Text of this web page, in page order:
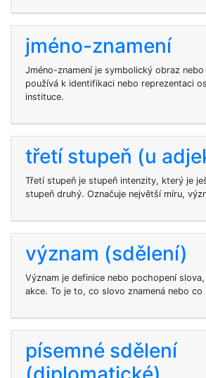
jméno-znamení
Jméno-znamení je symbolický obraz
používá k identifikaci nebo reprezentaci
instituce.
třetí stupeň (u
Třetí stupeň je stupeň intenzity, který je
stupeň druhý. Označuje největší míru,
význam (sdělení)
Význam je definice nebo pochopení
akce. To je to, co slovo znamená nebo co
písemné sdělení